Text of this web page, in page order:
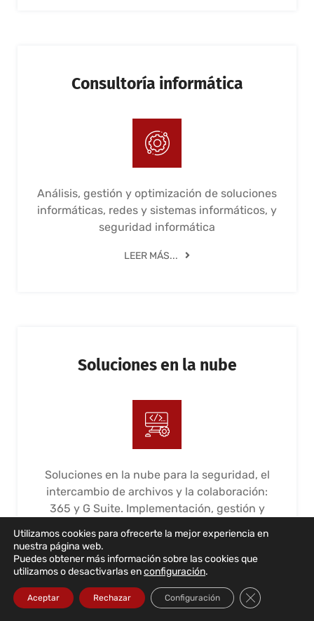
Consultoría informática
Análisis, gestión y optimización de soluciones
informáticas, redes y sistemas informáticos, y
seguridad informática
LEER MÁS...
Soluciones en la nube
Soluciones en la nube para la seguridad, el
intercambio de archivos y la colaboración:
365 y G Suite. Implementación, gestión y
LEER MÁS...
Utilizamos cookies para ofrecerte la mejor experiencia en
nuestra página web.
Puedes obtener más información sobre las cookies que
utilizamos o desactivarlas enconfiguración.
Aceptar Rechazar Configuración Cerrar el